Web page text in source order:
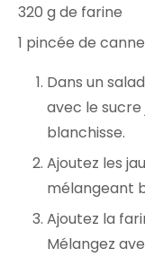
320 g de farine
1 pincée de
Dans un
avec le sucre
blanchisse.
Ajoutez les
mélangeant
Ajoutez la
Mélangez